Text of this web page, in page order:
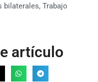
bilaterales, Trabajo
artículo